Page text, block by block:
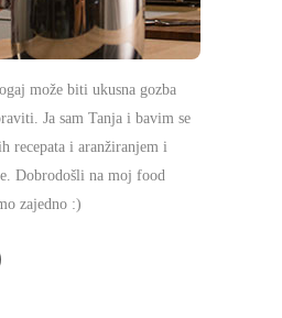
može biti ukusna gozba
Ja sam Tanja i bavim se
recepata i aranžiranjem i
Dobrodošli na moj food
zajedno :)